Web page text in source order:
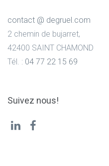
contact @ degruel.com
2 chemin de bujarret,
42400 SAINT CHAMOND
Tél. : 04 77 22 15 69
Suivez nous!